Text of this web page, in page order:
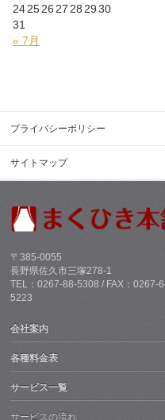
« 7月
242526 27 28 29 30
31
プライバシーポリシー
サイトマップ
〒385-0055
長野県佐久市三塚278-1
TEL：0267-88-5308 / FAX：0267-
5223
会社案内
各種料金表
サービス一覧
サービスの流れ